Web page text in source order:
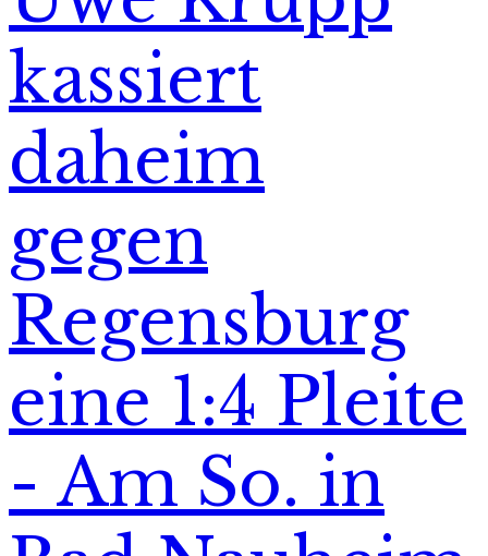
kassiert
daheim
gegen
Regensburg
eine 1:4 Pleite
- Am So. in